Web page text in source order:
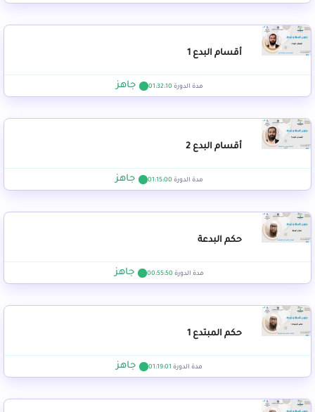
أقسام البدع 1
مدة الدورة 01:32:10 جاهز
أقسام البدع 2
مدة الدورة 01:15:00 جاهز
حكم البدعة
مدة الدورة 00:55:50 جاهز
حكم المبتدع 1
مدة الدورة 01:19:01 جاهز